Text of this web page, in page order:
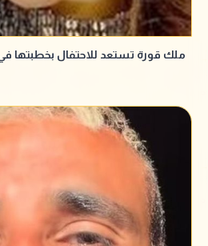
ملك قورة تستعد للاحتفال بخطبتها